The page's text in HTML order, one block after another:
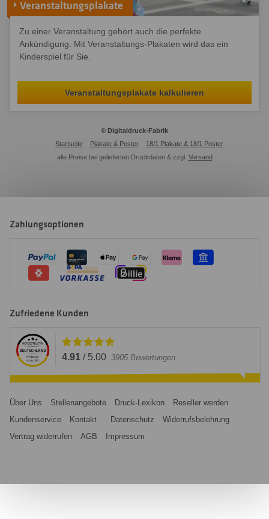
Veranstaltungsplakate
Zu einer Veranstaltung gehört auch die perfekte
Ankündigung. Mit Veranstaltungs-Plakaten wird das ein
Kinderspiel für Sie.
Veranstaltungsplakate kalkulieren
© Digitaldruck-Fabrik
Startseite
Plakate & Poster
18/1 Plakate & 18/1 Poster
alle Preise bei gelieferten Druckdaten & zzgl. Versand
Zahlungsoptionen
Zufriedene Kunden
4.91 / 5.00 3905 Bewertungen
Über Uns Stellenangebote Druck-Lexikon
Reseller werden
Kundenservice
Kontakt Datenschutz
Widerrufsbelehrung
Vertrag widerrufen
AGB Impressum